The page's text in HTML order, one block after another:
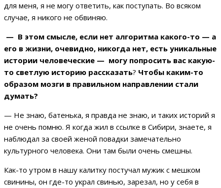
для меня, я не могу ответить, как поступать. Во всяком
случае, я никого не обвиняю.
— В этом смысле, если нет алгоритма какого-то — а
его в жизни, очевидно, никогда нет, есть уникальные
истории человеческие — могу попросить вас какую-
то светлую историю рассказать? Чтобы каким-то
образом мозги в правильном направлении стали
думать?
— Не знаю, батенька, я правда не знаю, и таких историй я
не очень помню. Я когда жил в ссылке в Сибири, знаете, я
наблюдал за своей женой повадки замечательно
культурного человека. Они там были очень смешны.
Как-то утром в нашу калитку постучал мужик с мешком
свинины, он где-то украл свинью, зарезал, но у себя в